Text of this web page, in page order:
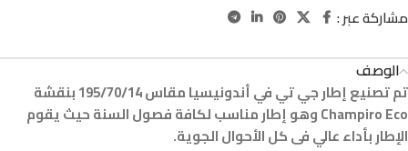
مشاركة عبر :
الوصف
تم تصنيع إطار جي تي في أندونيسيا مقاس 195/70/14 بنقشة
Champiro Eco وهو إطار مناسب لكافة فصول السنة حيث يقوم
الإطار بأداء عالي فى كل الأحوال الجوية.